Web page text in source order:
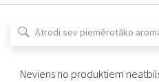
Neviens no produktiem